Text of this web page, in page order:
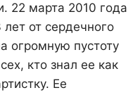
22 марта 2010 года
от сердечного
огромную пустоту
кто знал ее как
Ее